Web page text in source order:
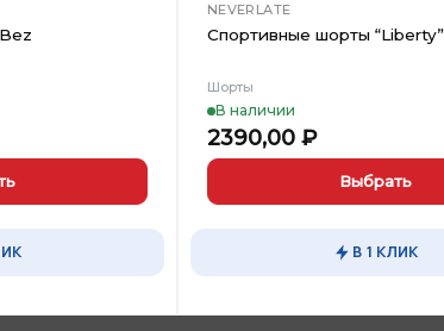
NEVERLATE
Спортивные шорты “Liberty”
Шорты
В наличии
2390,00 ₽
Выбрать
вариаций.
В 1 КЛИК